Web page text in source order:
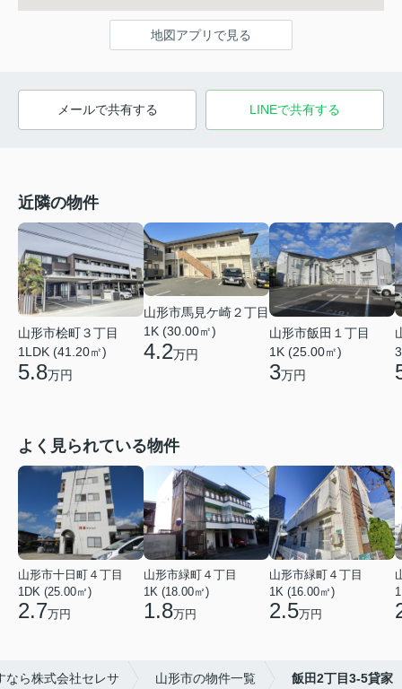
地図アプリで見る
メールで共有する LINEで共有する
近隣の物件
山形市桧町３丁目
1LDK (41.20㎡)
5.8万円
山形市馬見ケ崎２丁目
1K (30.00㎡)
4.2万円
山形市飯田１丁目
1K (25.00㎡)
3万円
よく見られている物件
山形市十日町４丁目
1DK (25.00㎡)
2.7万円
山形市緑町４丁目
1K (18.00㎡)
1.8万円
山形市緑町４丁目
1K (16.00㎡)
2.5万円
なら株式会社セレサ 山形市の物件一覧 飯田2丁目3‐5貸家